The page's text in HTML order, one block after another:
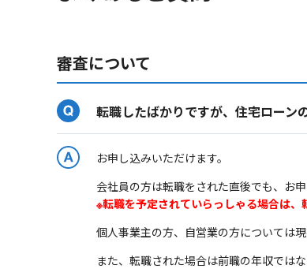
審査について
転職したばかりですが、住宅ローン
お申し込みいただけます。
会社員の方は転職をされた直後でも、お申
※転職を予定されていらっしゃる場合は、
個人事業主の方、自営業の方については
また、転職された場合は前職の年収では